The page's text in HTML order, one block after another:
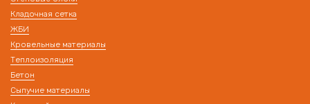
Кладочная сетка
ЖБИ
Кровельные материалы
Теплоизоляция
Бетон
Сыпучие материалы